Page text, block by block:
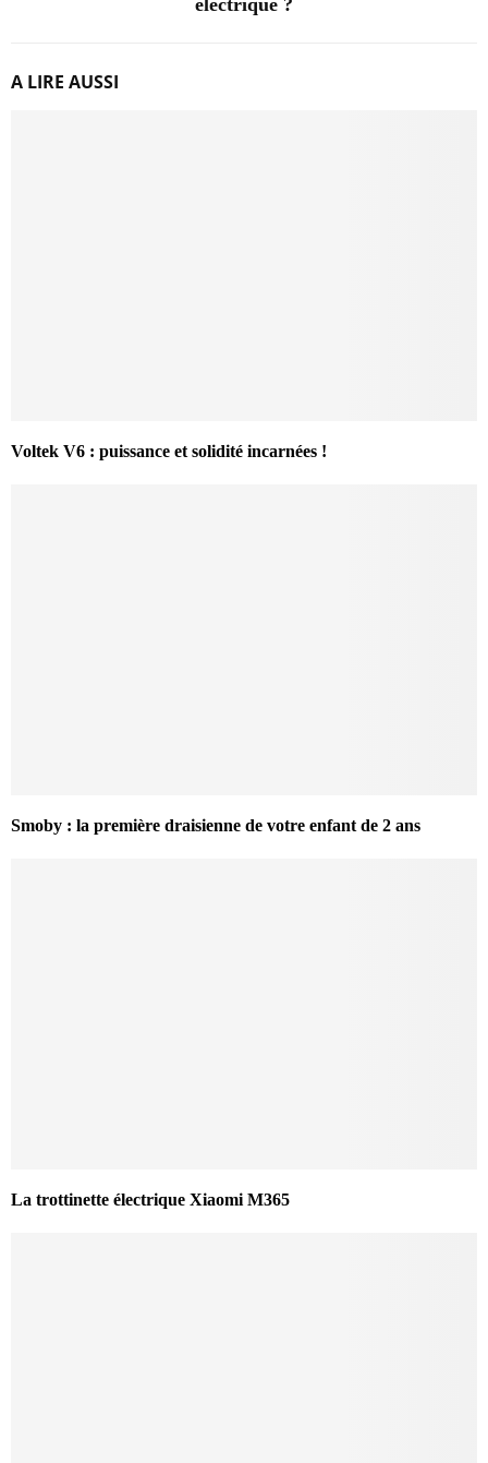
A LIRE AUSSI
Voltek V6 : puissance et solidité incarnées !
Smoby : la première draisienne de votre enfant de 2 ans
La trottinette électrique Xiaomi M365